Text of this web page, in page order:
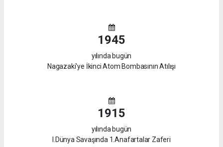
1945
yılında bugün
Nagazaki'ye İkinci Atom Bombasının Atılışı
1915
yılında bugün
I.Dünya Savaşında 1.Anafartalar Zaferi